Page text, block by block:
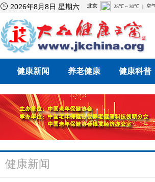
 2026年8月8日 星期六
健康新闻 养老健康 健康科普
健康新闻